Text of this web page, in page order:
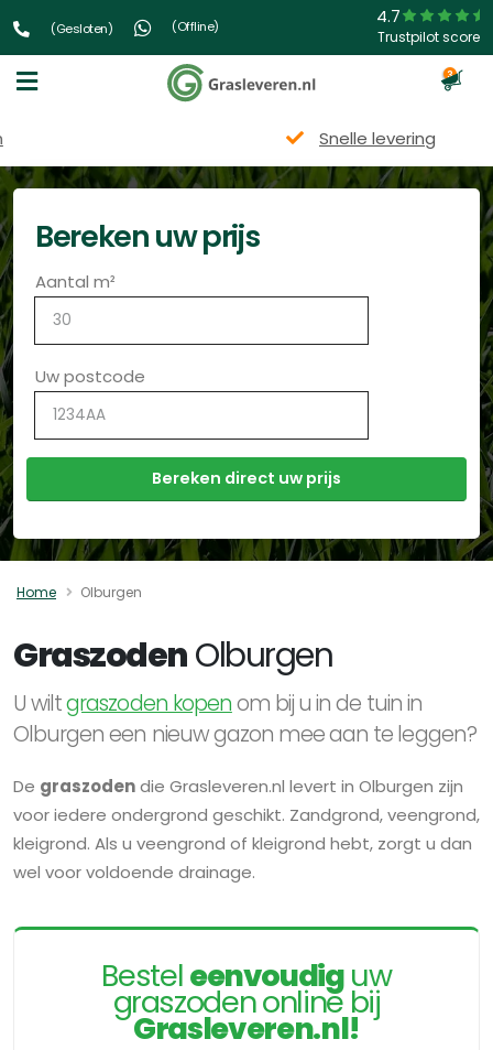
(Gesloten) (Offline) 4.7
Trustpilot score
3
Snelle levering
Bereken uw prijs
Aantal m²
Uw postcode
Home Olburgen
GraszodenOlburgen
U wiltgraszoden kopenom bij u in de tuin in
Olburgen een nieuw gazon mee aan te leggen?
De graszodendie Grasleveren.nl levert in Olburgen zijn
voor iedere ondergrond geschikt. Zandgrond, veengrond,
kleigrond. Als u veengrond of kleigrond hebt, zorgt u dan
wel voor voldoende drainage.
Besteleenvoudiguw
graszoden online bij
Grasleveren.nl!